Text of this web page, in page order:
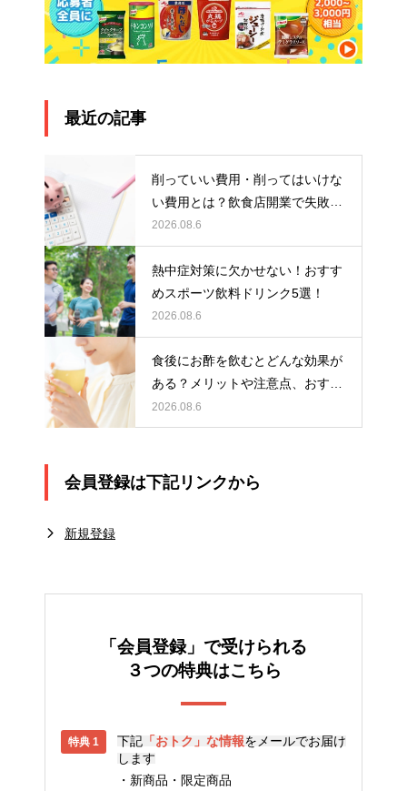
最近の記事
削っていい費用・削ってはいけな
い費用とは？飲食店開業で失敗し
ないお金の使い方
2026.08.6
熱中症対策に欠かせない！おすす
めスポーツ飲料ドリンク5選！
2026.08.6
食後にお酢を飲むとどんな効果が
ある？メリットや注意点、おすす
めの取り入れ方を紹介
2026.08.6
会員登録は下記リンクから
新規登録
「会員登録」で受けられる
３つの特典はこちら
下記 「おトク」な情報をメールでお届け
します
新商品・限定商品